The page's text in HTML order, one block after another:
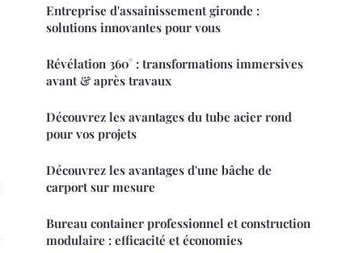
Entreprise d'assainissement gironde :
solutions innovantes pour vous
Révélation 360° : transformations immersives
avant & après travaux
Découvrez les avantages du tube acier rond
pour vos projets
Découvrez les avantages d'une bâche de
carport sur mesure
Bureau container professionnel et construction
modulaire : efficacité et économies